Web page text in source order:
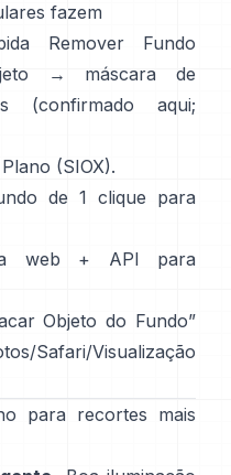
fazem
Remover Fundo
→ máscara de
(confirmado aqui;
(SIOX).
de 1 clique para
web + API para
Objeto do Fundo”
Safari/Visualização
para recortes mais